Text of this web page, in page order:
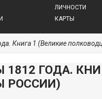
ЛИЧНОСТИ
КАРТЫ
Книга 1 (Великие
ГОДА.
РОССИИ)